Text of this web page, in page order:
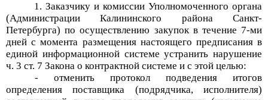
1.Заказчику икомиссии Уполномоченного органа
(Администрации Калининского района Санкт-
Петербурга)по осуществлению закупок в течение 7-ми
дней с момента размещения настоящего предписания в
единой информационной системе устранить нарушение
ч. 3 ст. 7 Закона о контрактной системе и с этой целью:
- отменить протокол подведения итогов
определения поставщика (подрядчика, исполнителя)